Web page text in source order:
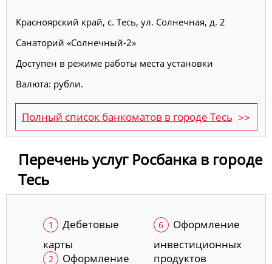
Красноярский край, с. Тесь, ул. Солнечная, д. 2
Санаторий «Солнечный-2»
Доступен в режиме работы места установки
Валюта: рубли.
Полный список банкоматов в городе Тесь
Перечень услуг Росбанка в городе
Тесь
Дебетовые
карты
Оформление
Оформление
инвестиционных
продуктов